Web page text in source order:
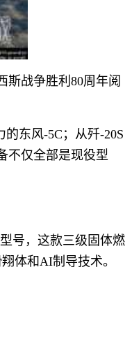
斯战争胜利80周年阅
东风-5C；从歼-20S
不仅全部是现役型
号，这款三级固体燃
体和AI制导技术。